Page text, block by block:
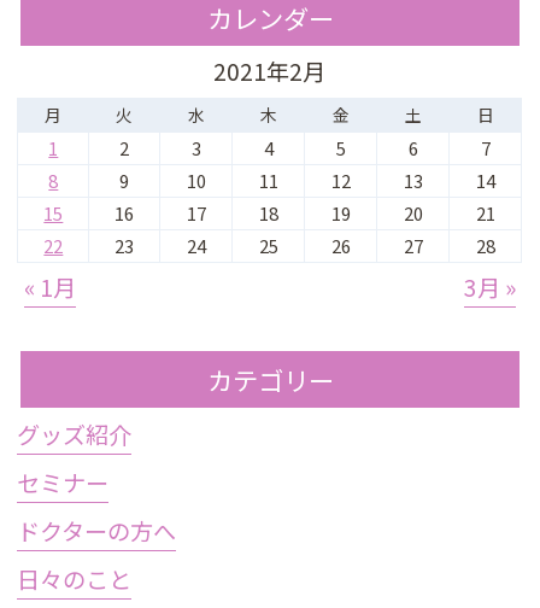
カレンダー
2021年2月
月 火 水 木 金 土 日
1 2 3 4 5 6
7
8
9 10 11 12 13
14
15
16 17 18 19 20
21
22
23 24 25 26 27 28
« 1月 3月 »
カテゴリー
グッズ紹介
セミナー
ドクターの方へ
日々のこと